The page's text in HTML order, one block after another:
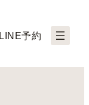
LINE予約